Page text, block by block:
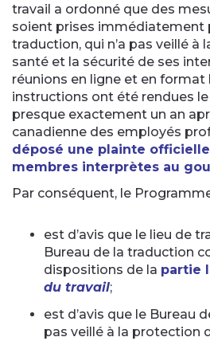
travail a ordonné que des
soient prises immédiatement
traduction, qui n’a pas veillé à
santé et la sécurité de ses
réunions en ligne et en format
instructions ont été rendues le
presque exactement un an
canadienne des employés
déposé une plainte
membres interprètes au
Par conséquent, le
est d’avis que le lieu de
Bureau de la traduction
dispositions de la partie
du travail;
est d’avis que le Bureau
pas veillé à la protection